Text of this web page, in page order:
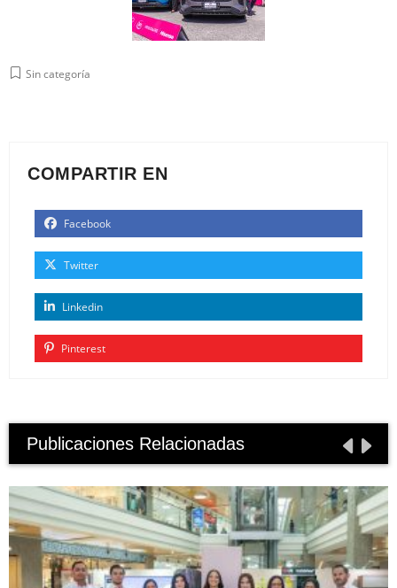
Sin categoría
COMPARTIR EN
Facebook
Twitter
Linkedin
Pinterest
Publicaciones Relacionadas